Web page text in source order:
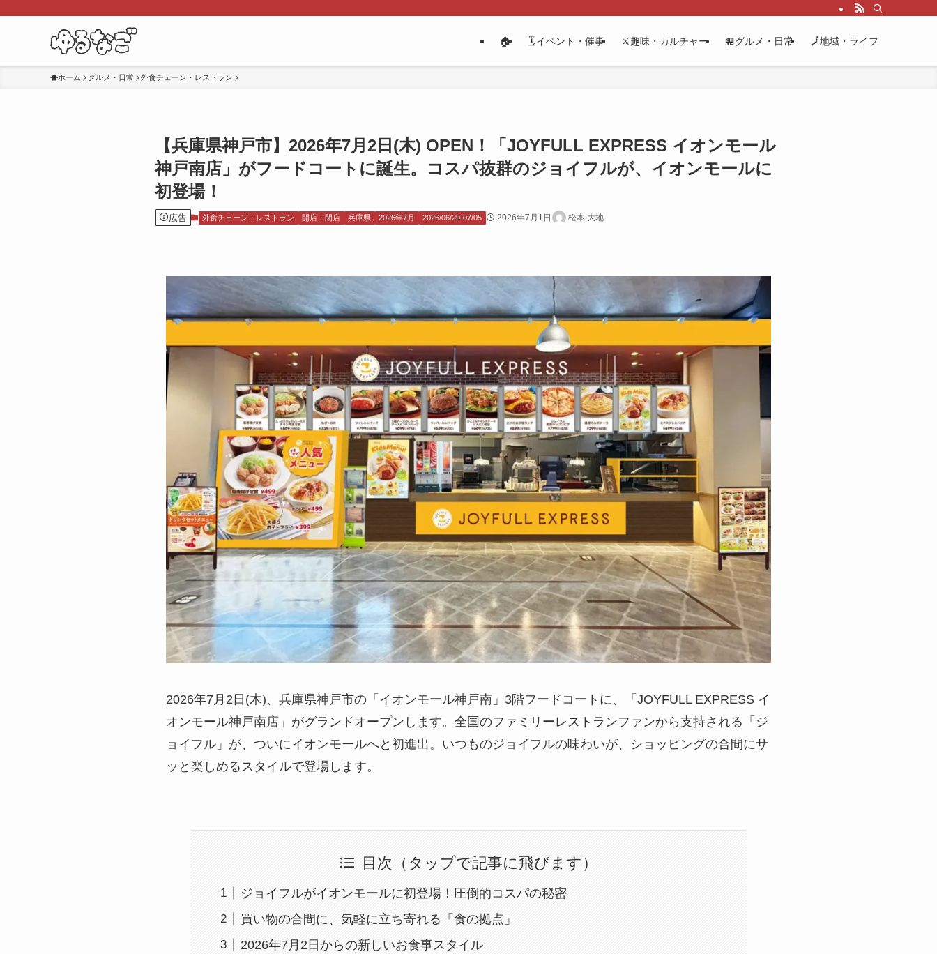
🏠 🗓️イベント・催事 ⚔️趣味・カルチャー 🏪グルメ・日常 🗾地域・ライフ
ホーム グルメ・日常 外食チェーン・レストラン
【兵庫県神戸市】2026年7月2日(木) OPEN！「JOYFULL EXPRESS イオンモール
神戸南店」がフードコートに誕生。コスパ抜群のジョイフルが、イオンモールに
初登場！
広告 外食チェーン・レストラン 開店・閉店 兵庫県 2026年7月 2026/06/29-07/05 2026年7月1日 松本 大地
2026年7月2日(木)、兵庫県神戸市の「イオンモール神戸南」3階フードコートに、「JOYFULL EXPRESS イ
オンモール神戸南店」がグランドオープンします。全国のファミリーレストランファンから支持される「ジ
ョイフル」が、ついにイオンモールへと初進出。いつものジョイフルの味わいが、ショッピングの合間にサ
ッと楽しめるスタイルで登場します。
目次（タップで記事に飛びます）
ジョイフルがイオンモールに初登場！圧倒的コスパの秘密
買い物の合間に、気軽に立ち寄れる「食の拠点」
2026年7月2日からの新しいお食事スタイル